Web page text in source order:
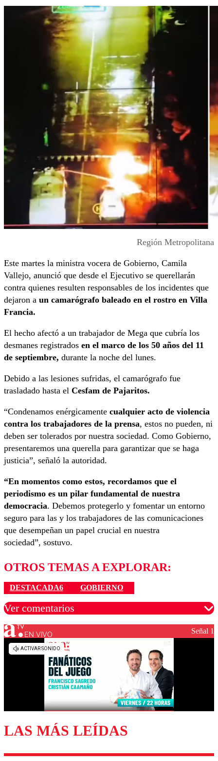
Región Metropolitana
Este martes la ministra vocera de Gobierno, Camila
Vallejo, anunció que desde el Ejecutivo se querellarán
contra quienes resulten responsables de los incidentes que
dejaron a un camarógrafo baleado en el rostro en Villa
Francia.
El hecho afectó a un trabajador de Mega que cubría los
desmanes registrados en el marco de los 50 años del 11
de septiembre, durante la noche del lunes.
Debido a las lesiones sufridas, el camarógrafo fue
trasladado hasta el Cesfam de Pajaritos.
“Condenamos enérgicamente cualquier acto de violencia
contra los trabajadores de la prensa, estos no pueden, ni
deben ser tolerados por nuestra sociedad. Como Gobierno,
presentaremos una querella para garantizar que se haga
justicia”, señaló la autoridad.
“En momentos como estos, recordamos que el
periodismo es un pilar fundamental de nuestra
democracia. Debemos protegerlo y fomentar un entorno
seguro para las y los trabajadores de las comunicaciones
que desempeñan un papel crucial en nuestra
sociedad”, sostuvo.
OTROS TEMAS A EXPLORAR:
DESTACADA6 GOBIERNO
Ver comentarios
Los comentarios son moderados para garantizar un
diálogo respetuoso.
Enviar comentario
EN VIVO Señal 1
LAS MÁS LEÍDAS